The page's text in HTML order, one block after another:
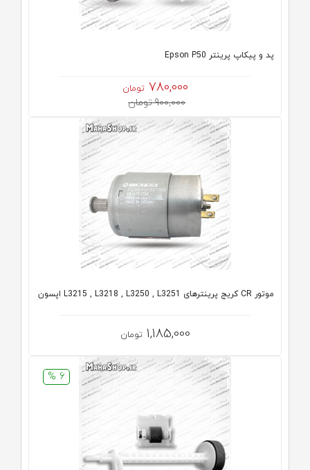
پد و پیکاپ پرینتر Epson P50
780,000 تومان
900,000 تومان
موتور CR کریج پرینترهای L3215 , L3218 , L3250 , L3251 اپسون
1,185,000 تومان
6 %